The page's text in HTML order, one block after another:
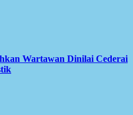
Wartawan Dinilai Cederai